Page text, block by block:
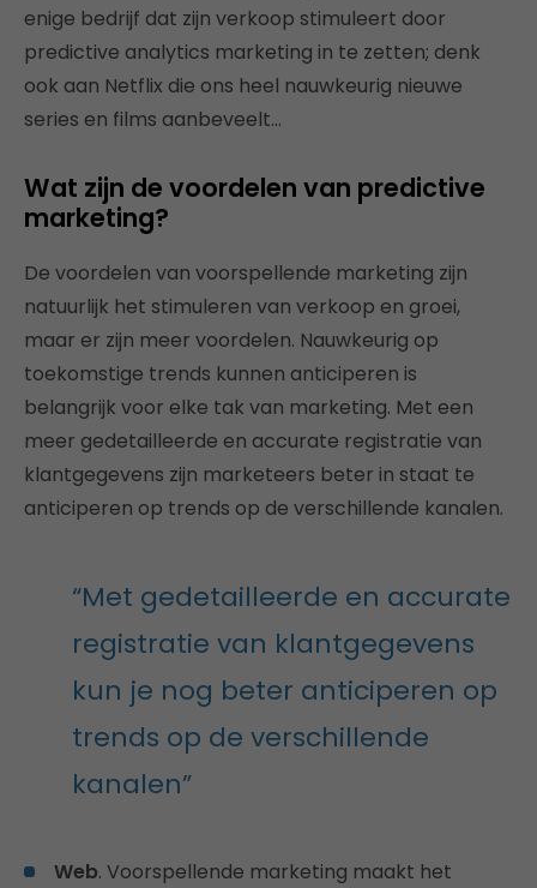
enige bedrijf dat zijn verkoop stimuleert door
predictive analytics marketing in te zetten; denk
ook aan Netflix die ons heel nauwkeurig nieuwe
series en films aanbeveelt…
Wat zijn de voordelen van predictive
marketing?
De voordelen van voorspellende marketing zijn
natuurlijk het stimuleren van verkoop en groei,
maar er zijn meer voordelen. Nauwkeurig op
toekomstige trends kunnen anticiperen is
belangrijk voor elke tak van marketing. Met een
meer gedetailleerde en accurate registratie van
klantgegevens zijn marketeers beter in staat te
anticiperen op trends op de verschillende kanalen.
“Met gedetailleerde en accurate
registratie van klantgegevens
kun je nog beter anticiperen op
trends op de verschillende
kanalen”
Web. Voorspellende marketing maakt het